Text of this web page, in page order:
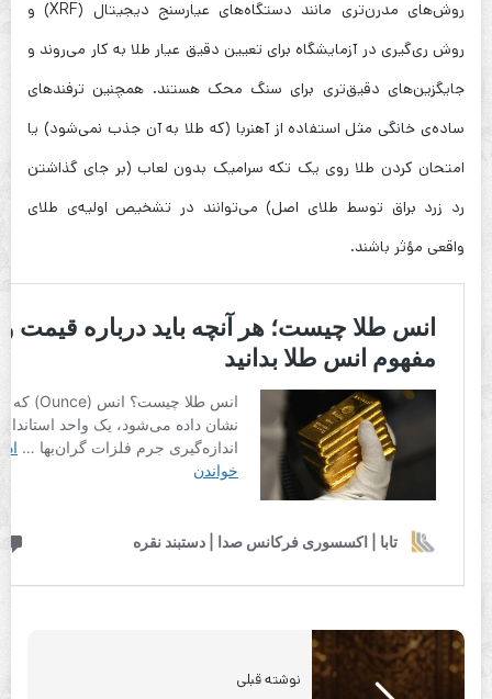
روش‌های مدرن‌تری مانند دستگاه‌های عیارسنج دیجیتال (XRF) و
روش ری‌گیری در آزمایشگاه برای تعیین دقیق عیار طلا به کار می‌روند و
جایگزین‌های دقیق‌تری برای سنگ محک هستند. همچنین ترفندهای
ساده‌ی خانگی مثل استفاده از آهنربا (که طلا به آن جذب نمی‌شود) یا
امتحان کردن طلا روی یک تکه سرامیک بدون لعاب (بر جای گذاشتن
رد زرد براق توسط طلای اصل) می‌توانند در تشخیص اولیه‌ی طلای
واقعی مؤثر باشند.
نوشته قبلی